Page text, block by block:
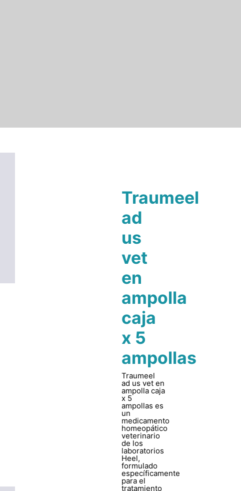
Traumeel
ad
us
vet
en
ampolla
caja
x 5
ampollas
Traumeel
ad us vet en
ampolla caja
x 5
ampollas es
un
medicamento
homeopático
veterinario
de los
laboratorios
Heel,
formulado
específicamente
para el
tratamiento